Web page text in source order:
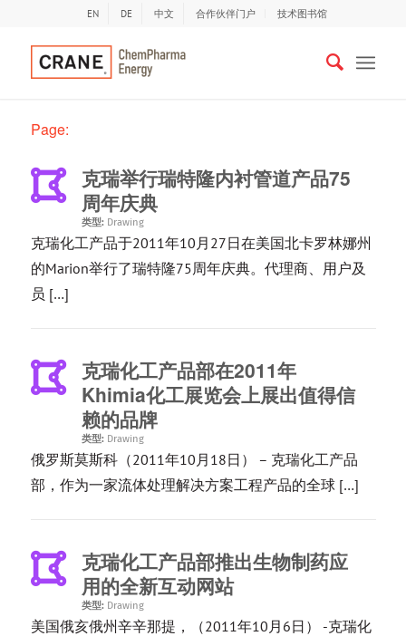
EN DE 中文 合作伙伴门户 技术图书馆
Page:
克瑞举行瑞特隆内衬管道产品75
周年庆典
类型: Drawing
克瑞化工产品于2011年10月27日在美国北卡罗林娜州
的Marion举行了瑞特隆75周年庆典。代理商、用户及
员 […]
克瑞化工产品部在2011年
Khimia化工展览会上展出值得信
赖的品牌
类型: Drawing
俄罗斯莫斯科（2011年10月18日） – 克瑞化工产品
部，作为一家流体处理解决方案工程产品的全球 […]
克瑞化工产品部推出生物制药应
用的全新互动网站
类型: Drawing
美国俄亥俄州辛辛那提，（2011年10月6日） -克瑞化